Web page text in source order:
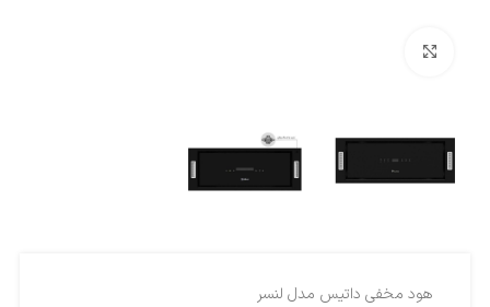
هود مخفی داتیس مدل لنسر